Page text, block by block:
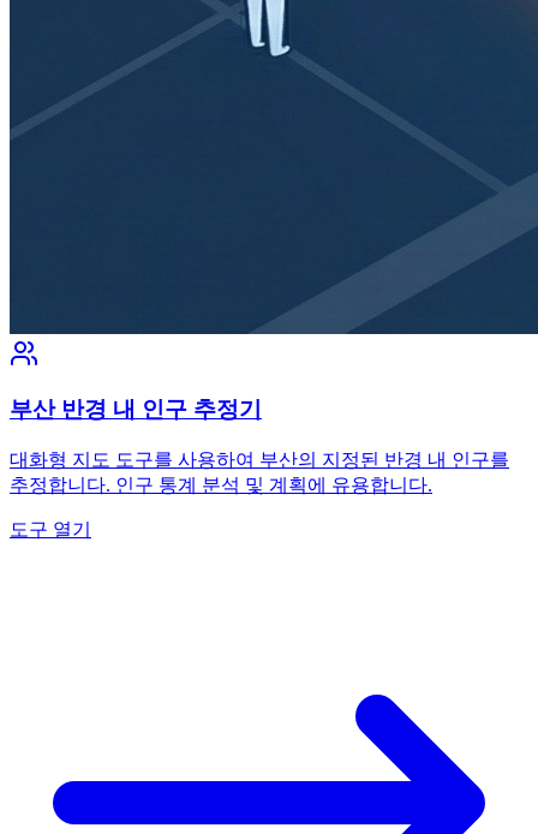
부산 반경 내 인구 추정기
대화형 지도 도구를 사용하여 부산의 지정된 반경 내 인구를
추정합니다. 인구 통계 분석 및 계획에 유용합니다.
도구 열기